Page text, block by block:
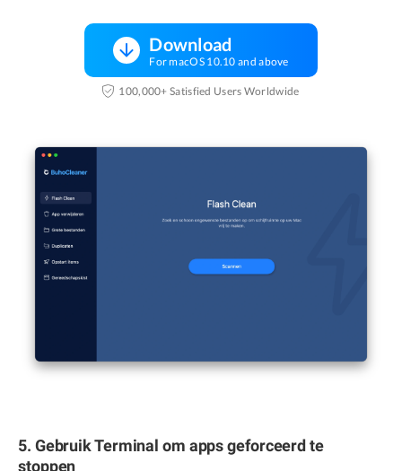
Download
For macOS 10.10 and above
100,000+ Satisfied Users Worldwide
5. Gebruik Terminal om apps geforceerd te
stoppen